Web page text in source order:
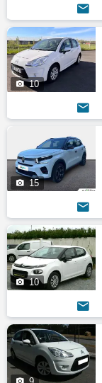

 10

 15

 10
